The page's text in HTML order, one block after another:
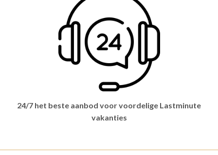
24/7 het beste aanbod voor voordelige Lastminute
vakanties